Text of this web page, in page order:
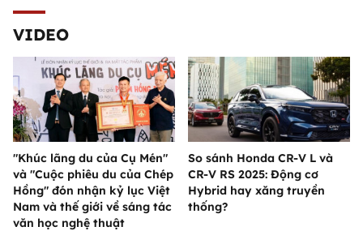
VIDEO
"Khúc lãng du của Cụ Mén"
và "Cuộc phiêu du của Chép
Hồng" đón nhận kỷ lục Việt
Nam và thế giới về sáng tác
văn học nghệ thuật
So sánh Honda CR-V L và
CR-V RS 2025: Động cơ
Hybrid hay xăng truyền
thống?